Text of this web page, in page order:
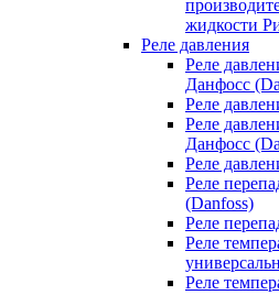
жидкости
Реле давления
Реле
Данфосс
Реле
Реле
Данфосс
Реле
Реле
(Danfoss)
Реле
Реле
Реле